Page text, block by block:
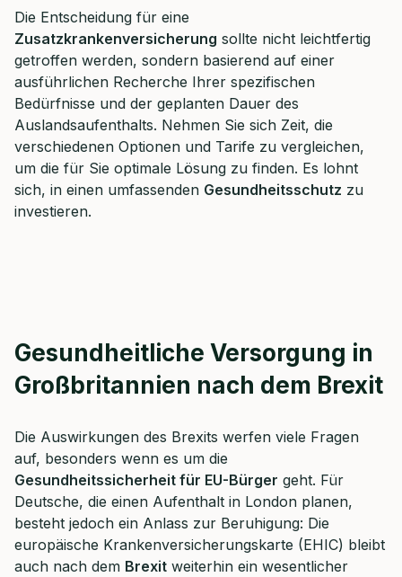
Die Entscheidung für eine
Zusatzkrankenversicherung sollte nicht leichtfertig
getroffen werden, sondern basierend auf einer
ausführlichen Recherche Ihrer spezifischen
Bedürfnisse und der geplanten Dauer des
Auslandsaufenthalts. Nehmen Sie sich Zeit, die
verschiedenen Optionen und Tarife zu vergleichen,
um die für Sie optimale Lösung zu finden. Es lohnt
sich, in einen umfassenden Gesundheitsschutz zu
investieren.
Gesundheitliche Versorgung in
Großbritannien nach dem Brexit
Die Auswirkungen des Brexits werfen viele Fragen
auf, besonders wenn es um die
Gesundheitssicherheit für EU-Bürger geht. Für
Deutsche, die einen Aufenthalt in London planen,
besteht jedoch ein Anlass zur Beruhigung: Die
europäische Krankenversicherungskarte (EHIC) bleibt
auch nach dem Brexit weiterhin ein wesentlicher